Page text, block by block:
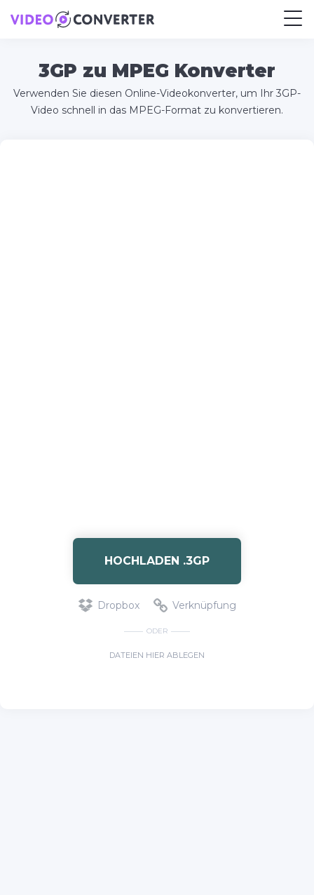
3GP zu MPEG Konverter
Verwenden Sie diesen Online-Videokonverter, um Ihr 3GP-
Video schnell in das MPEG-Format zu konvertieren.
HOCHLADEN .3GP
Dropbox Verknüpfung
ODER
DATEIEN HIER ABLEGEN